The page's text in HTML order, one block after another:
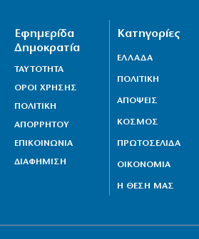
Εφημερίδα
Δημοκρατία
ΤΑΥΤΟΤΗΤΑ
ΟΡΟΙ ΧΡΗΣΗΣ
ΠΟΛΙΤΙΚΗ
ΑΠΟΡΡΗΤΟΥ
ΕΠΙΚΟΙΝΩΝΙΑ
ΔΙΑΦΗΜΙΣΗ
Κατηγορίες
ΕΛΛΑΔΑ
ΠΟΛΙΤΙΚΗ
ΑΠΟΨΕΙΣ
ΚΟΣΜΟΣ
ΠΡΩΤΟΣΕΛΙΔΑ
ΟΙΚΟΝΟΜΙΑ
Η ΘΕΣΗ ΜΑΣ